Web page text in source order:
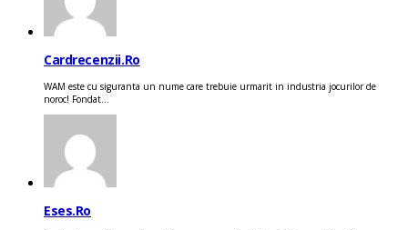
Cardrecenzii.ro
WAM este cu siguranta un nume care trebuie urmarit in industria jocurilor de
noroc! Fondat...
Eses.ro